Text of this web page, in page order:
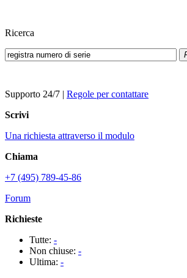
Ricerca
Supporto 24/7 | Regole per contattare
Scrivi
Una richiesta attraverso il modulo
Chiama
+7 (495) 789-45-86
Forum
Richieste
Tutte: -
Non chiuse: -
Ultima: -